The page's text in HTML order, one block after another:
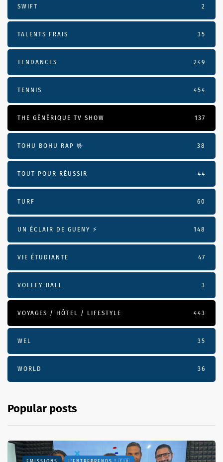
SWIFT 2
TALENTS FRAIS 35
TENDANCES 249
TENNIS 454
THE GÉNÉRIQUE TV SHOW 137
TOHU BOHU RAP 🤟 38
TOUT POUR RÉUSSIR 44
TURF 60
UN ÉCLAIR DE GUENY ⚡️ 148
VIE ÉTUDIANTE 47
VOLLEY-BALL 3
VOYAGES / HÔTEL / LIFESTYLE 443
WEL 35
WORLD 36
Popular posts